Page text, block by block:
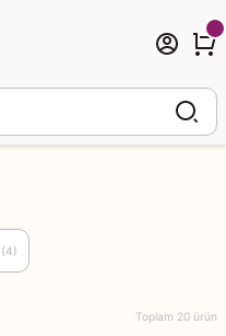
(4)
Toplam 20 ürün